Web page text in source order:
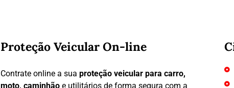
Proteção Veicular On-line
Contrate online a sua proteção veicular para carro,
moto, caminhãoe utilitários de forma segura com a